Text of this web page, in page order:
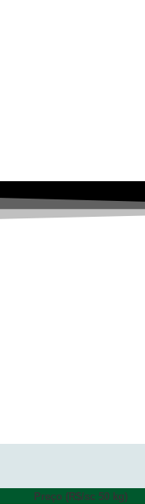
Preço (R$/sc 50 kg)